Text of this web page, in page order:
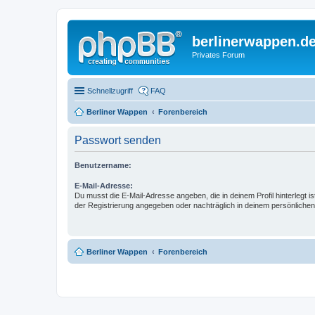
Privates Forum
Schnellzugriff FAQ
Berliner Wappen Forenbereich
Passwort senden
Benutzername:
E-Mail-Adresse:
Du musst die E-Mail-Adresse angeben, die in deinem Profil hinterlegt
der Registrierung angegeben oder nachträglich in deinem
Berliner Wappen Forenbereich